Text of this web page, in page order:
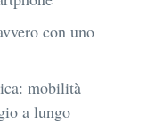
con uno
mobilità
a lungo